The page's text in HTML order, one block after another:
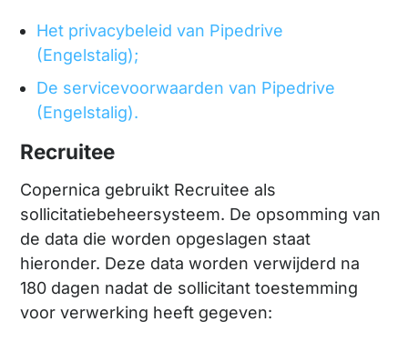
Het privacybeleid van Pipedrive
(Engelstalig);
De servicevoorwaarden van Pipedrive
(Engelstalig).
Recruitee
Copernica gebruikt Recruitee als
sollicitatiebeheersysteem. De opsomming van
de data die worden opgeslagen staat
hieronder. Deze data worden verwijderd na
180 dagen nadat de sollicitant toestemming
voor verwerking heeft gegeven: